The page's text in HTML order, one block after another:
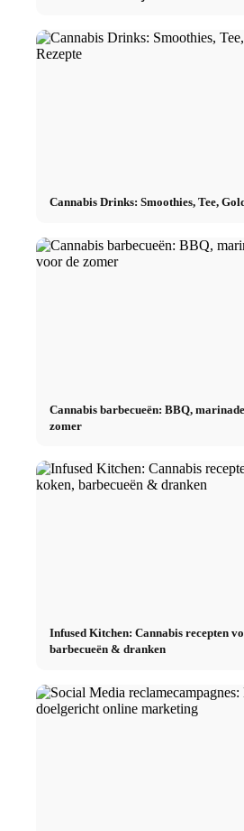
Cannabis Drinks: Smoothies, Tee,
Cannabis barbecueën: BBQ,
zomer
Infused Kitchen: Cannabis recepten
barbecueën & dranken